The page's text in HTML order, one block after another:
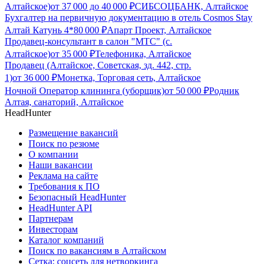
Алтайское)от 37 000 до 40 000 ₽СИБСОЦБАНК, Алтайское
Бухгалтер на первичную документацию в отель Cosmos Stay
Алтай Катунь 4*80 000 ₽Апарт Проект, Алтайское
Продавец-консультант в салон "МТС" (с.
Алтайское)от 35 000 ₽Телефоника, Алтайское
Продавец (Алтайское, Советская, зд. 442, стр.
1)от 36 000 ₽Монетка, Торговая сеть, Алтайское
Ночной Оператор клининга (уборщик)от 50 000 ₽Родник
Алтая, санаторий, Алтайское
HeadHunter
Размещение вакансий
Поиск по резюме
О компании
Наши вакансии
Реклама на сайте
Требования к ПО
Безопасный HeadHunter
HeadHunter API
Партнерам
Инвесторам
Каталог компаний
Поиск по вакансиям в Алтайском
Сетка: соцсеть для нетворкинга